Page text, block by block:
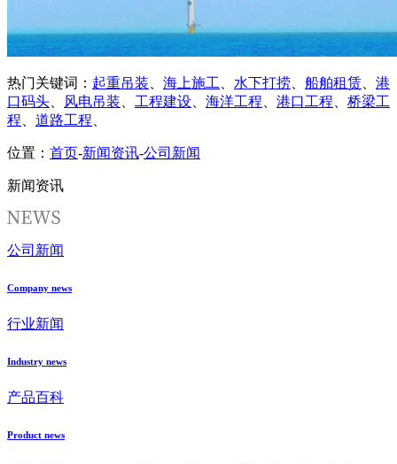
热门关键词： 起重吊装、 海上施工、 水下打捞、 船舶租赁、 港
口码头、 风电吊装、 工程建设、 海洋工程、 港口工程、 桥梁工
程、 道路工程、
位置： 首页-新闻资讯-公司新闻
新闻资讯
公司新闻
Company news
行业新闻
Industry news
产品百科
Product news